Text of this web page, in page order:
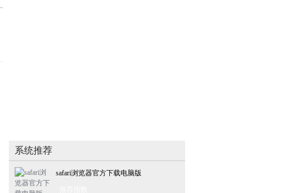
系统推荐
safari浏览器官方下载电脑版